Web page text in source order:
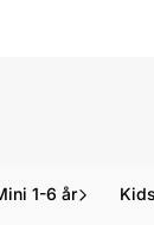
1-6 år